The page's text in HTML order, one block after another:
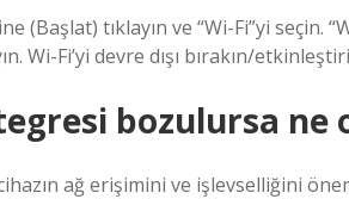
(Başlat) tıklayın ve “Wi-Fi”yi seçin.
Wi-Fi’yi devre dışı bırakın/
bozulursa ne
ağ erişimini ve işlevselliğini